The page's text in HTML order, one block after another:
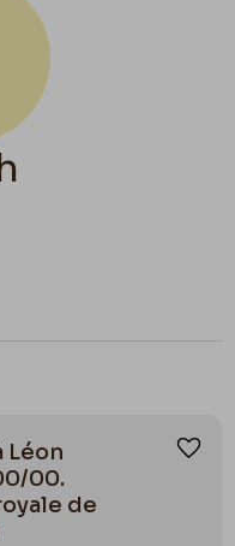
Léon
00.
de